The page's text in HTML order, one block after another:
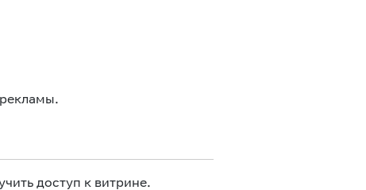
доступ к витрине.